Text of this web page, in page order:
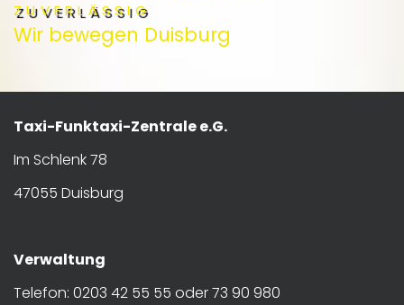
ZUVERLÄSSIG
Wir bewegen Duisburg
Taxi-Funktaxi-Zentrale e.G.
Im Schlenk 78
47055 Duisburg
Verwaltung
Telefon: 0203 42 55 55 oder 73 90 980​